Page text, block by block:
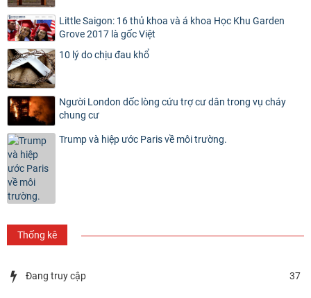
Little Saigon: 16 thủ khoa và á khoa Học Khu Garden
Grove 2017 là gốc Việt
10 lý do chịu đau khổ
Người London dốc lòng cứu trợ cư dân trong vụ cháy
chung cư
Trump và hiệp ước Paris về môi trường.
Thống kê
Đang truy cập 37